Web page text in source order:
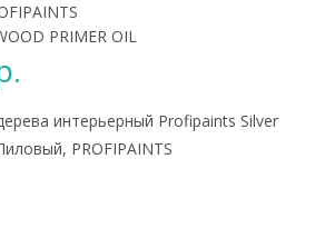
PRIMER OIL
интерьерный Profipaints Silver
PROFIPAINTS